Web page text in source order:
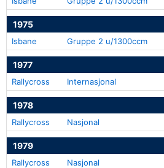
1975
Isbane Gruppe 2 u/1300ccm
1977
Rallycross Internasjonal
1978
Rallycross Nasjonal
1979
Rallycross Nasjonal